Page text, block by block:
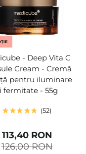
- Deep Vita C
Cream - Cremă
pentru iluminare
fermitate - 55g
52
126,00 RON
113,40 RON